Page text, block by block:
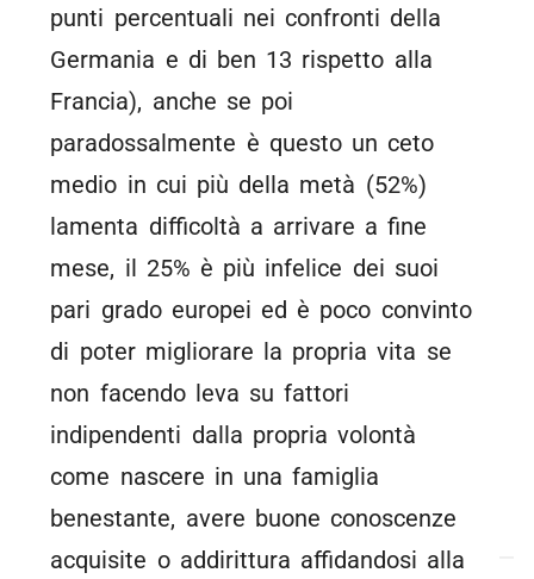
punti percentuali nei confronti della
Germania e di ben 13 rispetto alla
Francia), anche se poi
paradossalmente è questo un ceto
medio in cui più della metà (52%)
lamenta difficoltà a arrivare a fine
mese, il 25% è più infelice dei suoi
pari grado europei ed è poco convinto
di poter migliorare la propria vita se
non facendo leva su fattori
indipendenti dalla propria volontà
come nascere in una famiglia
benestante, avere buone conoscenze
acquisite o addirittura affidandosi alla